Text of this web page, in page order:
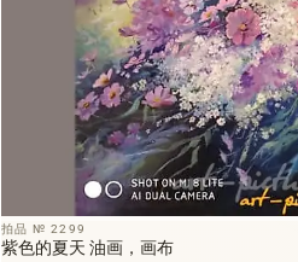
拍品 № 2299
紫色的夏天 油画，画布